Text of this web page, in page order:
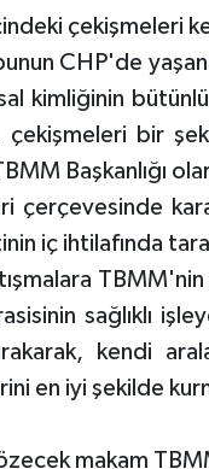
çekişmeleri
CHP'de
kimliğinin
çekişmeleri bir
Başkanlığı
çerçevesinde
iç ihtilafında
TBMM'nin
sağlıklı
kendi
en iyi şekilde
makam